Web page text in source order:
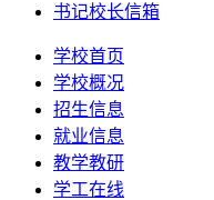
书记校长信箱
学校首页
学校概况
招生信息
就业信息
教学教研
学工在线